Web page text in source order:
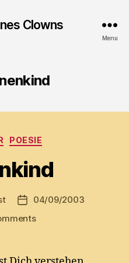
Clowns
Menu
POESIE
Post04/09/2003
on